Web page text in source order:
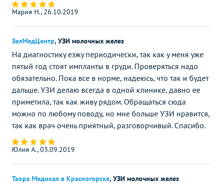
Мария Н., 26.10.2019
ЗелМедЦентр, УЗИ молочных желез
На диагностику езжу периодически, так как у меня уже
пятый год стоят импланты в груди. Проверяться надо
обязательно. Пока все в норме, надеюсь, что так и будет
дальше. УЗИ делаю всегда в одной клинике, давно ее
приметила, так как живу рядом. Обращаться сюда
можно по любому поводу, но мне больше УЗИ нравится,
так как врач очень приятный, разговорчивый. Спасибо.
Юлия А., 03.09.2019
Таора Медикал в Красногорске, УЗИ молочных желез